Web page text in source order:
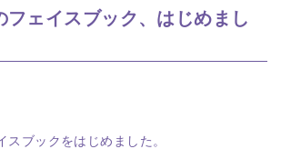
ェイスブック、はじめまし
ブックをはじめました。